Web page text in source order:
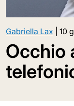
Gabriella Lax 10
Occhio